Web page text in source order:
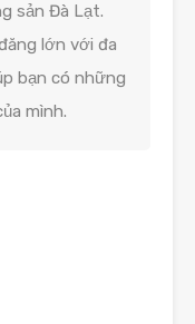
sản Đà Lạt.
lớn với đa
bạn có những
mình.